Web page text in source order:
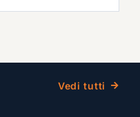
Vedi tutti